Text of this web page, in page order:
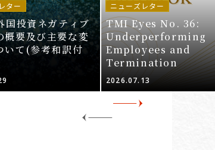
ター
国投資ネガティブ
概要及び主要な変
いて(参考和訳付
ニューズレター
TMI Eyes No. 36:
Underperforming
Employees and
Termination
2026.07.13